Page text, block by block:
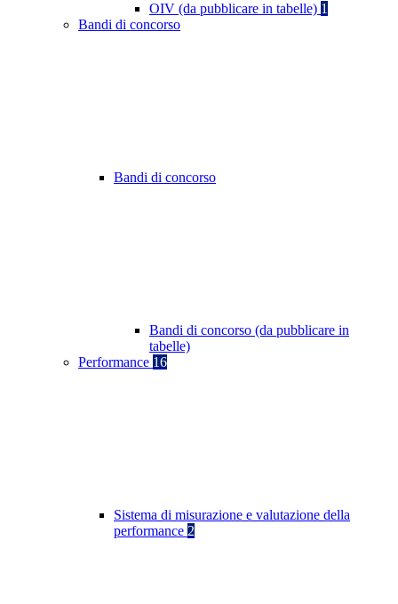
OIV (da pubblicare in tabelle) 1
Bandi di concorso
Bandi di concorso
Bandi di concorso (da pubblicare in
tabelle)
Performance 16
Sistema di misurazione e valutazione della
performance 2